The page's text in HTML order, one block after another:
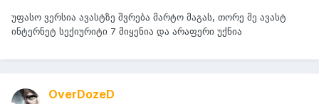
უფასო ვერსია ავასტზე შვრება მარტო მაგას, თორე მე ავასტ
ინტერნეტ სექიურიტი 7 მიყენია და არაფერი უქნია
OverDozeD